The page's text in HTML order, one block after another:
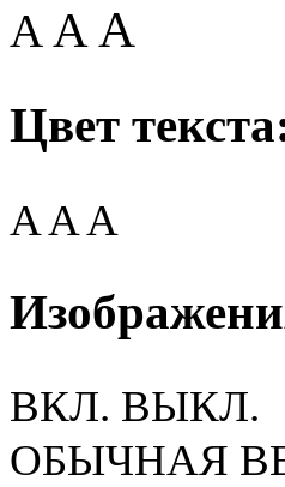
A AA
Цвет
AAA
ВКЛ. ВЫКЛ.
ОБЫЧНАЯ